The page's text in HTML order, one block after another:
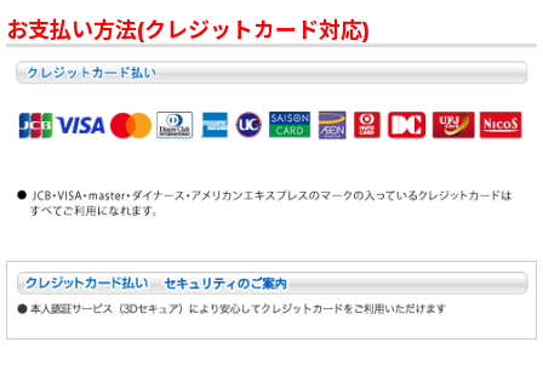
お支払い方法(クレジットカード対応)